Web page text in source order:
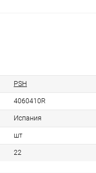
PSH
4060410R
Испания
шт
22